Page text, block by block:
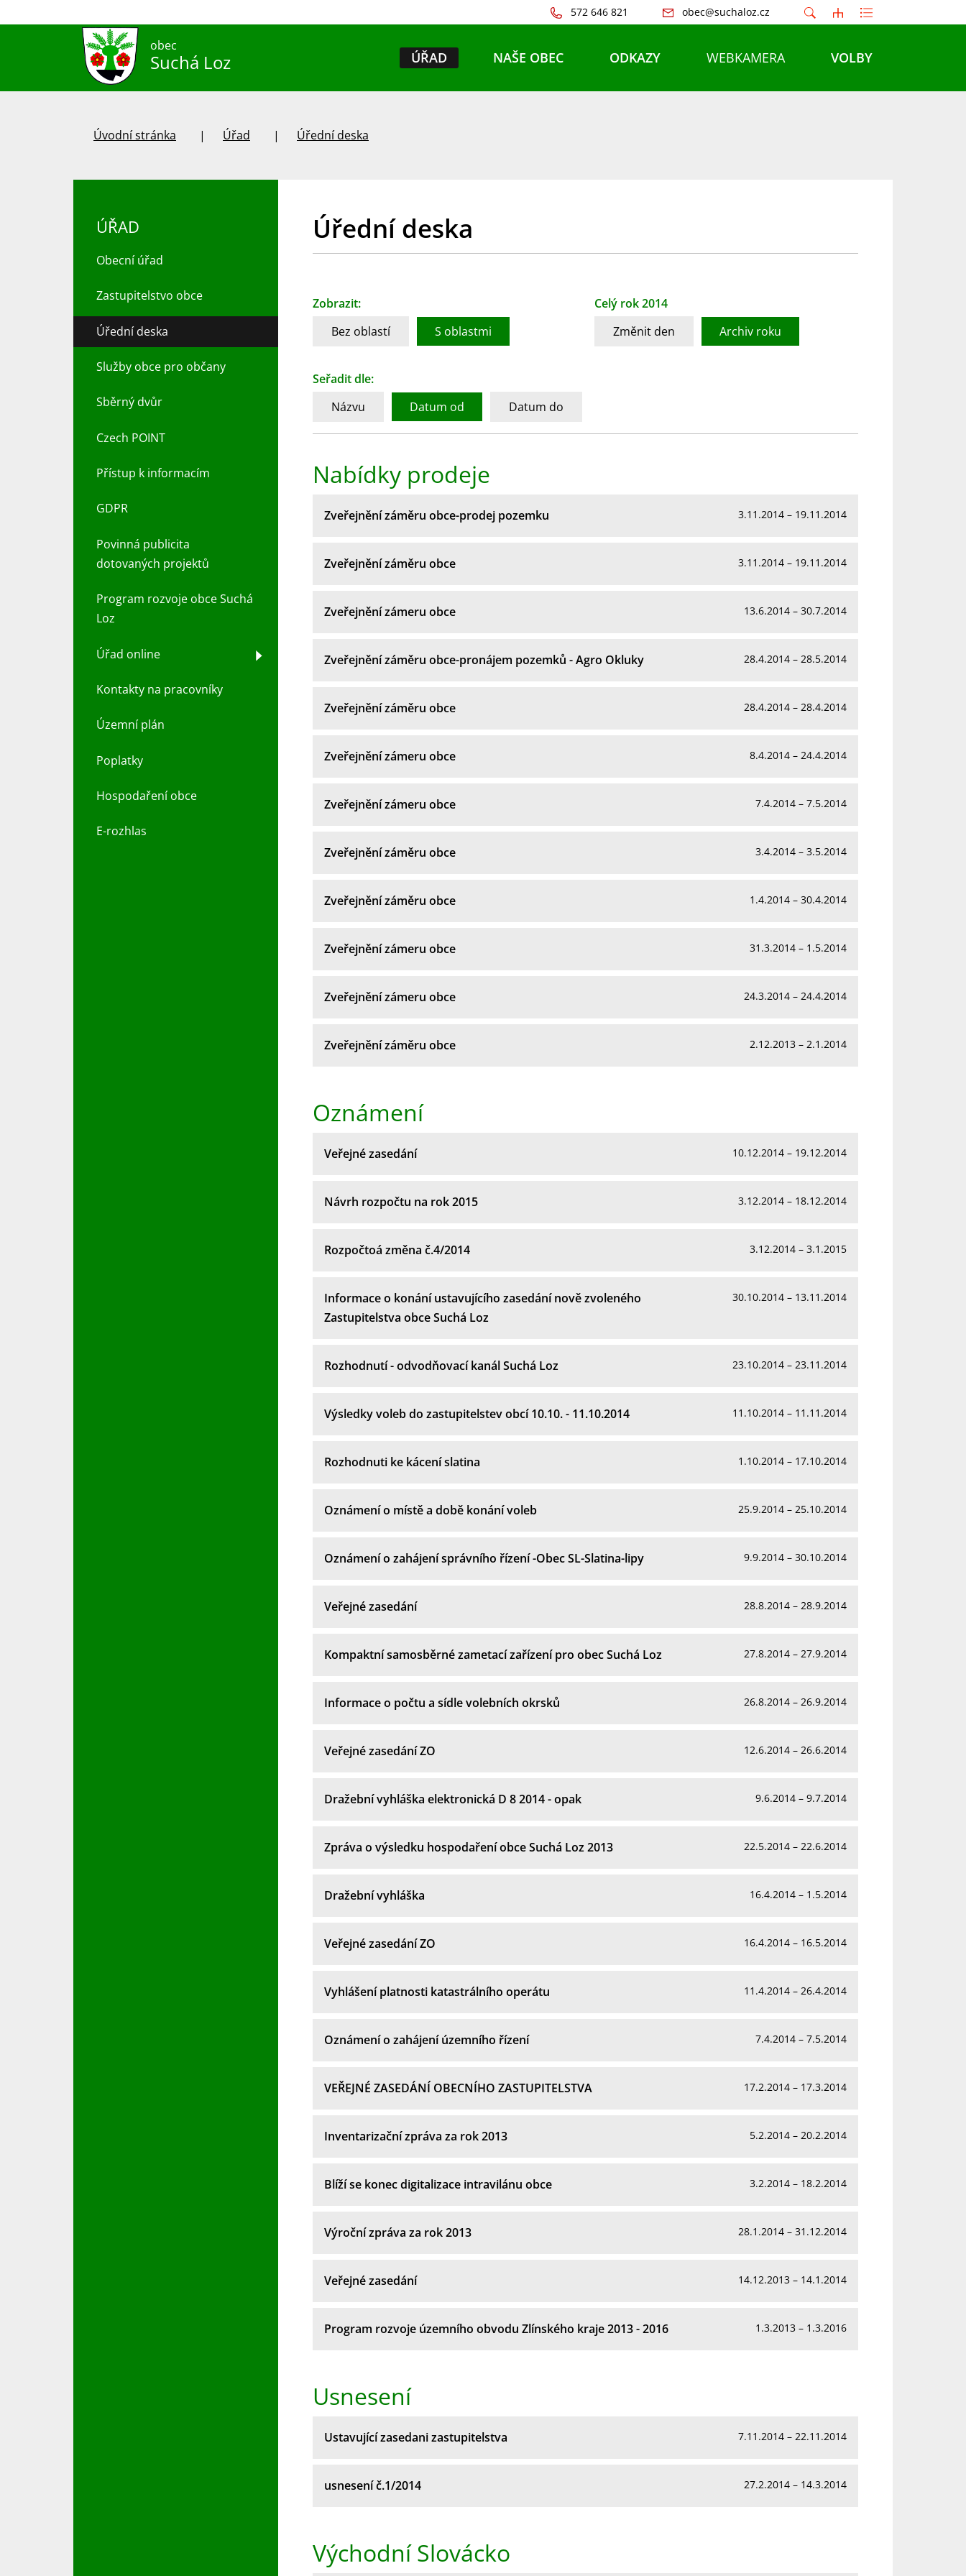
572 646 821 obec@suchaloz.cz
obec
Suchá Loz ÚŘAD NAŠE OBEC ODKAZY WEBKAMERA VOLBY
Úvodní stránka Úřad Úřední deska
Úřední deska
Zobrazit:
Bez oblastí
S oblastmi
Celý rok 2014
Změnit den
Archiv roku
Seřadit dle:
Názvu
Datum od Datum do
Nabídky prodeje
Zveřejnění záměru obce-prodej pozemku 3.11.2014 – 19.11.2014
Zveřejnění záměru obce 3.11.2014 – 19.11.2014
Zveřejnění zámeru obce 13.6.2014 – 30.7.2014
Zveřejnění záměru obce-pronájem pozemků - Agro Okluky 28.4.2014 – 28.5.2014
Zveřejnění záměru obce 28.4.2014 – 28.4.2014
Zveřejnění zámeru obce 8.4.2014 – 24.4.2014
Zveřejnění zámeru obce 7.4.2014 – 7.5.2014
Zveřejnění záměru obce 3.4.2014 – 3.5.2014
Zveřejnění záměru obce 1.4.2014 – 30.4.2014
Zveřejnění zámeru obce 31.3.2014 – 1.5.2014
Zveřejnění zámeru obce 24.3.2014 – 24.4.2014
Zveřejnění záměru obce 2.12.2013 – 2.1.2014
Oznámení
Veřejné zasedání 10.12.2014 – 19.12.2014
Návrh rozpočtu na rok 2015 3.12.2014 – 18.12.2014
Rozpočtoá změna č.4/2014 3.12.2014 – 3.1.2015
Informace o konání ustavujícího zasedání nově zvoleného
Zastupitelstva obce Suchá Loz
30.10.2014 – 13.11.2014
Rozhodnutí - odvodňovací kanál Suchá Loz 23.10.2014 – 23.11.2014
Výsledky voleb do zastupitelstev obcí 10.10. - 11.10.2014 11.10.2014 – 11.11.2014
Rozhodnuti ke kácení slatina 1.10.2014 – 17.10.2014
Oznámení o místě a době konání voleb 25.9.2014 – 25.10.2014
Oznámení o zahájení správního řízení -Obec SL-Slatina-lipy 9.9.2014 – 30.10.2014
Veřejné zasedání 28.8.2014 – 28.9.2014
Kompaktní samosběrné zametací zařízení pro obec Suchá Loz 27.8.2014 – 27.9.2014
Informace o počtu a sídle volebních okrsků 26.8.2014 – 26.9.2014
Veřejné zasedání ZO 12.6.2014 – 26.6.2014
Dražební vyhláška elektronická D 8 2014 - opak 9.6.2014 – 9.7.2014
Zpráva o výsledku hospodaření obce Suchá Loz 2013 22.5.2014 – 22.6.2014
Dražební vyhláška 16.4.2014 – 1.5.2014
Veřejné zasedání ZO 16.4.2014 – 16.5.2014
Vyhlášení platnosti katastrálního operátu 11.4.2014 – 26.4.2014
Oznámení o zahájení územního řízení 7.4.2014 – 7.5.2014
VEŘEJNÉ ZASEDÁNÍ OBECNÍHO ZASTUPITELSTVA 17.2.2014 – 17.3.2014
Inventarizační zpráva za rok 2013 5.2.2014 – 20.2.2014
Blíží se konec digitalizace intravilánu obce 3.2.2014 – 18.2.2014
Výroční zpráva za rok 2013 28.1.2014 – 31.12.2014
Veřejné zasedání 14.12.2013 – 14.1.2014
Program rozvoje územního obvodu Zlínského kraje 2013 - 2016 1.3.2013 – 1.3.2016
Usnesení
Ustavující zasedani zastupitelstva 7.11.2014 – 22.11.2014
usnesení č.1/2014 27.2.2014 – 14.3.2014
Východní Slovácko
ÚŘAD
Obecní úřad
Zastupitelstvo obce
Úřední deska
Služby obce pro občany
Sběrný dvůr
Czech POINT
Přístup k informacím
GDPR
Povinná publicita
dotovaných projektů
Program rozvoje obce Suchá
Loz
Úřad online
Kontakty na pracovníky
Územní plán
Poplatky
Hospodaření obce
E-rozhlas